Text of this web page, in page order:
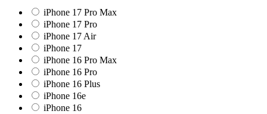
iPhone 17 Pro Max
iPhone 17 Pro
iPhone 17 Air
iPhone 17
iPhone 16 Pro Max
iPhone 16 Pro
iPhone 16 Plus
iPhone 16e
iPhone 16